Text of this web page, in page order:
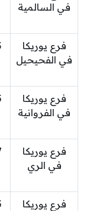
في السالمية
فرع يوريكا
في الفحيحيل
فرع يوريكا
في الفروانية
فرع يوريكا
في الري
فرع يوريكا